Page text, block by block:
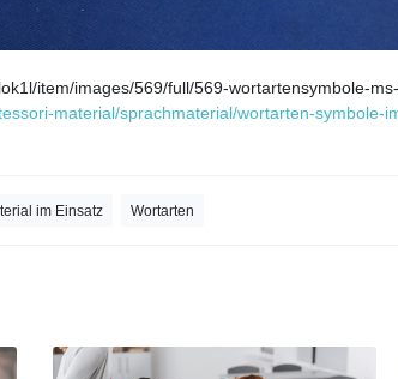
item/images/569/full/569-wortartensymbole-
material/sprachmaterial/wortarten-symbole-
im Einsatz Wortarten